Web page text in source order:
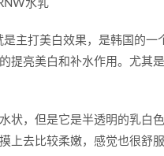
主打美白效果，是韩国的一
提亮美白和补水作用。尤其
状，但是它是半透明的乳白
上去比较柔嫩，感觉也很舒